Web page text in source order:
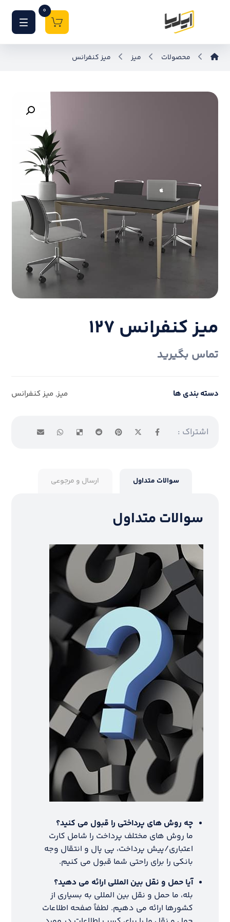
0
محصولات میز میز کنفرانس
میز کنفرانس ۱۲۷
تماس بگیرید
دسته بندی ها میز, میز کنفرانس
سوالات متداول ارسال و مرجوعی
سوالات متداول
چه روش های پرداختی را قبول می کنید؟
ما روش های مختلف پرداخت را شامل کارت
اعتباری/پیش پرداخت، پی پال و انتقال وجه
بانکی را برای راحتی شما قبول می کنیم.
آیا حمل و نقل بین المللی ارائه می دهید؟
بله، ما حمل و نقل بین المللی به بسیاری از
کشورها ارائه می دهیم. لطفاً صفحه اطلاعات